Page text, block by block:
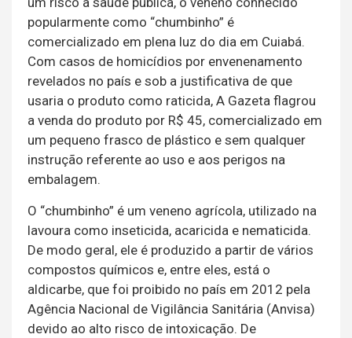
popularmente como “chumbinho” é
comercializado em plena luz do dia em Cuiabá.
Com casos de homicídios por envenenamento
revelados no país e sob a justificativa de que
usaria o produto como raticida, A Gazeta flagrou
a venda do produto por R$ 45, comercializado em
um pequeno frasco de plástico e sem qualquer
instrução referente ao uso e aos perigos na
embalagem.
O “chumbinho” é um veneno agrícola, utilizado na
lavoura como inseticida, acaricida e nematicida.
De modo geral, ele é produzido a partir de vários
compostos químicos e, entre eles, está o
aldicarbe, que foi proibido no país em 2012 pela
Agência Nacional de Vigilância Sanitária (Anvisa)
devido ao alto risco de intoxicação. De